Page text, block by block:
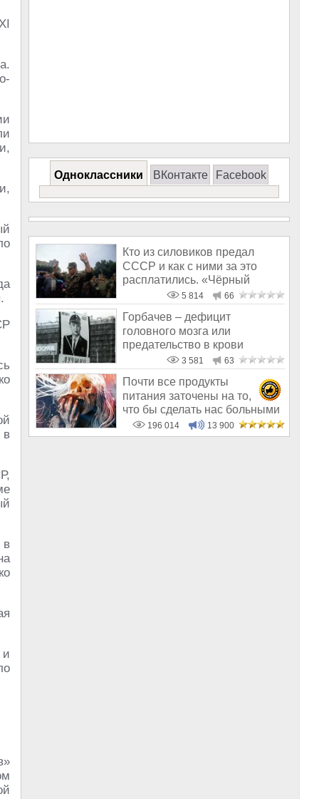
в
в
Одноклассники ВКонтакте Facebook
Кто из силовиков предал
СССР и как с ними за это
расплатились. «Чёрный
лебедь» ГКЧП
5 814 66
Горбачев – дефицит
головного мозга или
предательство в крови
3 581 63
Почти все продукты
питания заточены на то,
что бы сделать нас больными
и бесплодным
196 014 13 900